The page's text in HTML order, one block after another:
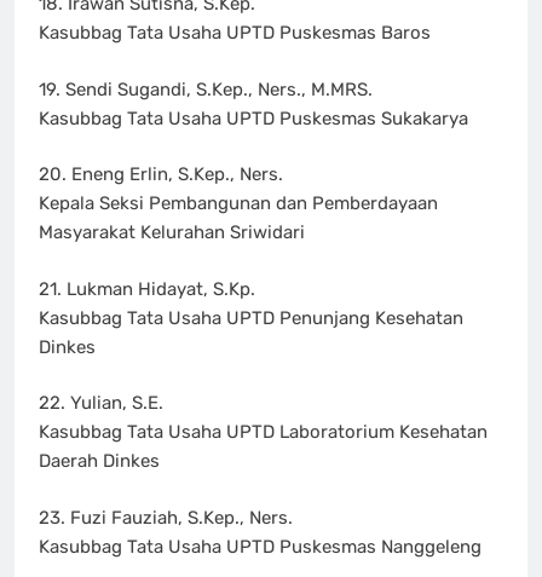
Kasubbag Tata Usaha UPTD Puskesmas Baros
19. Sendi Sugandi, S.Kep., Ners., M.MRS.
Kasubbag Tata Usaha UPTD Puskesmas Sukakarya
20. Eneng Erlin, S.Kep., Ners.
Kepala Seksi Pembangunan dan Pemberdayaan
Masyarakat Kelurahan Sriwidari
21. Lukman Hidayat, S.Kp.
Kasubbag Tata Usaha UPTD Penunjang Kesehatan
Dinkes
22. Yulian, S.E.
Kasubbag Tata Usaha UPTD Laboratorium Kesehatan
Daerah Dinkes
23. Fuzi Fauziah, S.Kep., Ners.
Kasubbag Tata Usaha UPTD Puskesmas Nanggeleng